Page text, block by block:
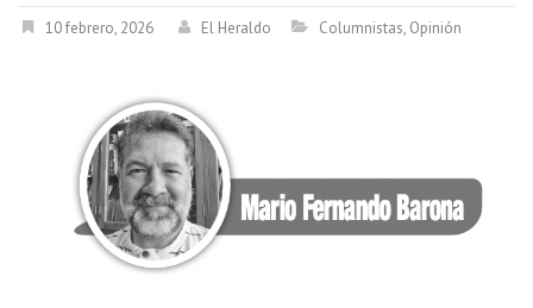
10 febrero, 2026 El Heraldo Columnistas, Opinión